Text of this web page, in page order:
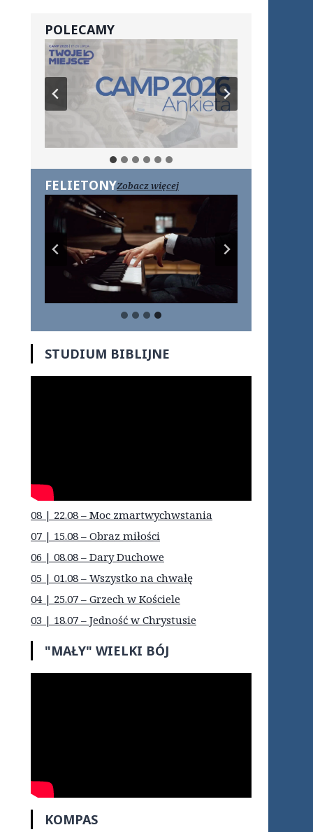
POLECAMY
FELIETONYZobacz więcej
STUDIUM BIBLIJNE
08 | 22.08 – Moc zmartwychwstania
07 | 15.08 – Obraz miłości
06 | 08.08 – Dary Duchowe
05 | 01.08 – Wszystko na chwałę
04 | 25.07 – Grzech w Kościele
03 | 18.07 – Jedność w Chrystusie
"MAŁY" WIELKI BÓJ
KOMPAS